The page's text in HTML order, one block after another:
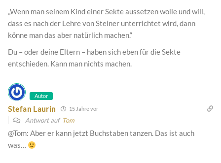
„Wenn man seinem Kind einer Sekte aussetzen wolle und will,
dass es nach der Lehre von Steiner unterrichtet wird, dann
könne man das aber natürlich machen.“
Du – oder deine Eltern – haben sich eben für die Sekte
entschieden. Kann man nichts machen.
Autor
Stefan Laurin 15 Jahre vor
Antwort auf Tom
@Tom: Aber er kann jetzt Buchstaben tanzen. Das ist auch
was…